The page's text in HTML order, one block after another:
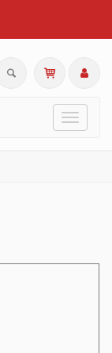
Toggle